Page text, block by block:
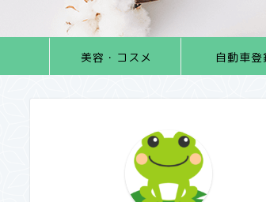
美容・コスメ 自動車登